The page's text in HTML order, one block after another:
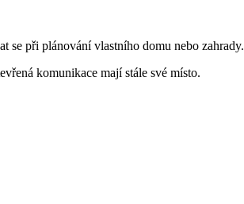
se při plánování vlastního domu nebo zahrady.
komunikace mají stále své místo.